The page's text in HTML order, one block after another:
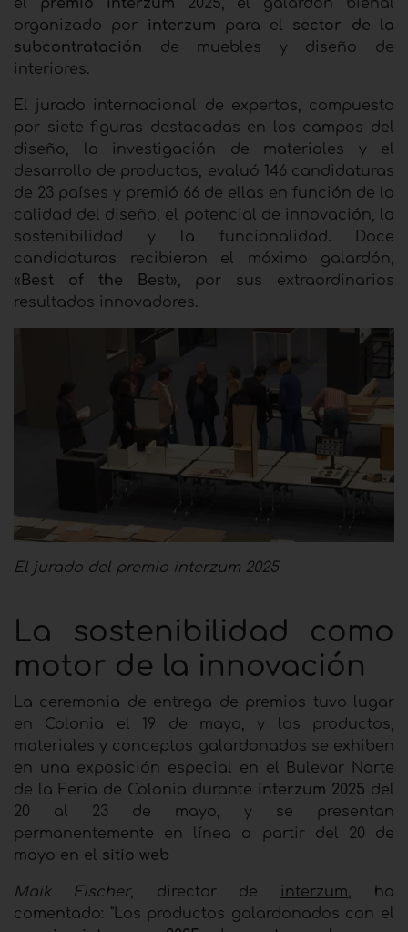
organizado por
interzum para el sector de la
subcontratación de muebles y diseño de
interiores.
El jurado internacional de expertos, compuesto
por siete figuras destacadas en los campos del
diseño, la investigación de materiales y el
desarrollo de productos, evaluó 146 candidaturas
de 23 países y premió 66 de ellas en función de la
calidad del diseño, el potencial de innovación, la
sostenibilidad y la funcionalidad. Doce
candidaturas recibieron el máximo galardón,
« Best of the Best», por sus extraordinarios
resultados innovadores.
El jurado del premio interzum 2025
La sostenibilidad como
motor de la innovación
La ceremonia de entrega de premios tuvo lugar
en Colonia el 19 de mayo, y los productos,
materiales y conceptos galardonados se exhiben
en una exposición especial en el Bulevar Norte
de la Feria de Colonia durante interzum 2025 del
20 al 23 de mayo, y se presentan
permanentemente en línea a partir del 20 de
mayo en el sitio web
Maik Fischer, director de interzum, ha
comentado: "Los productos galardonados con el